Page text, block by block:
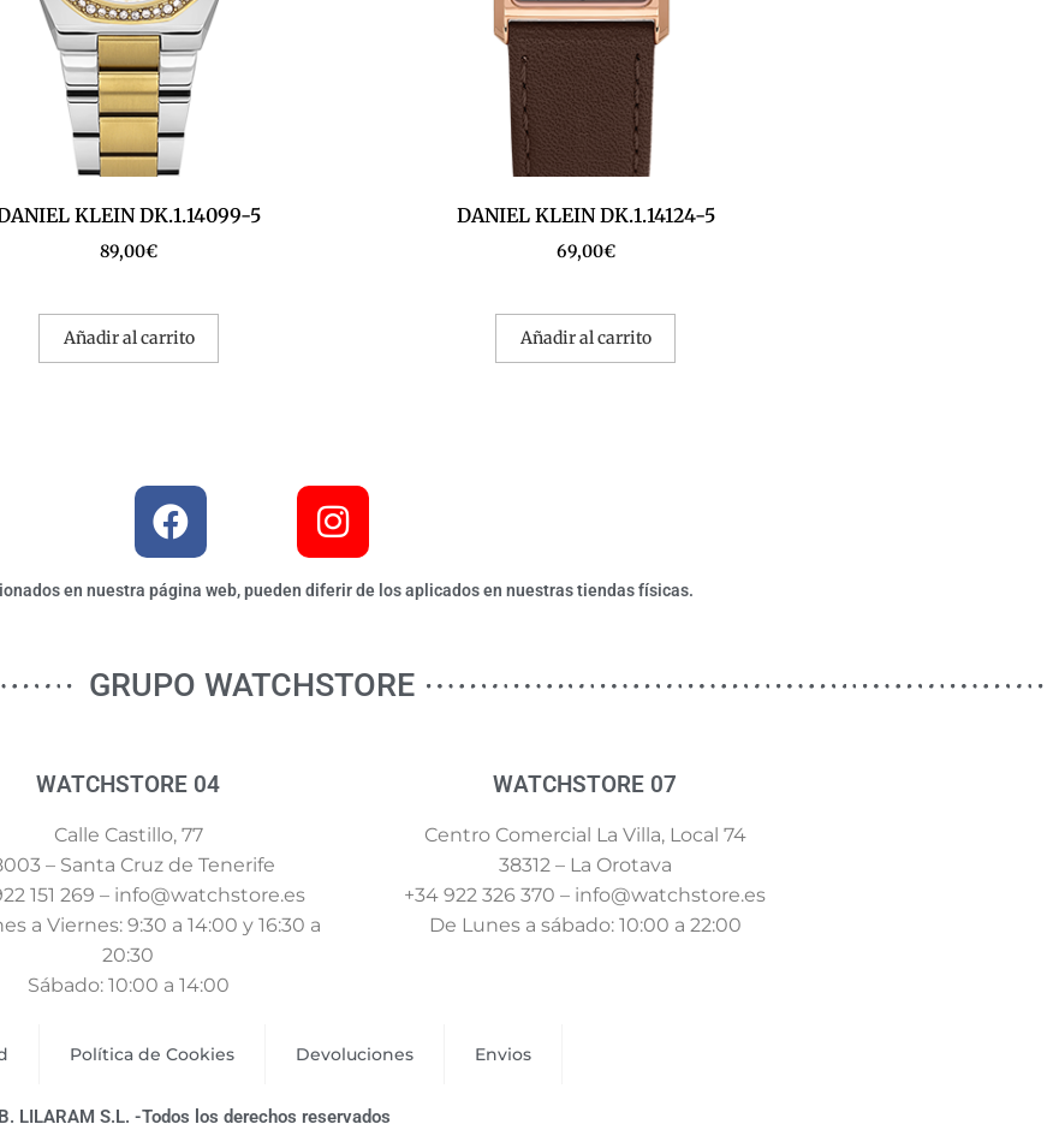
KLEIN DK.1.14099-5
89,00€
Añadir al carrito
DANIEL KLEIN DK.1.14124-5
69,00€
Añadir al carrito
en nuestra página web, pueden diferir de los aplicados en nuestras tiendas físicas.
GRUPO WATCHSTORE
WATCHSTORE 04
Calle Castillo, 77
– Santa Cruz de Tenerife
151 269 – info@watchstore.es
a Viernes: 9:30 a 14:00 y 16:30 a
20:30
Sábado: 10:00 a 14:00
WATCHSTORE 07
Centro Comercial La Villa, Local 74
38312 – La Orotava
+34 922 326 370 – info@watchstore.es
De Lunes a sábado: 10:00 a 22:00
Política de Cookies Devoluciones Envios
LILARAM S.L. -Todos los derechos reservados